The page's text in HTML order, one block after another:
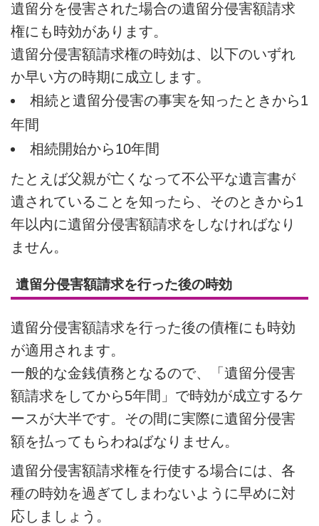
遺留分を侵害された場合の遺留分侵害額請求
権にも時効があります。
遺留分侵害額請求権の時効は、以下のいずれ
か早い方の時期に成立します。
相続と遺留分侵害の事実を知ったときから1
年間
相続開始から10年間
たとえば父親が亡くなって不公平な遺言書が
遺されていることを知ったら、そのときから1
年以内に遺留分侵害額請求をしなければなり
ません。
遺留分侵害額請求を行った後の時効
遺留分侵害額請求を行った後の債権にも時効
が適用されます。
一般的な金銭債務となるので、「遺留分侵害
額請求をしてから5年間」で時効が成立するケ
ースが大半です。その間に実際に遺留分侵害
額を払ってもらわねばなりません。
遺留分侵害額請求権を行使する場合には、各
種の時効を過ぎてしまわないように早めに対
応しましょう。